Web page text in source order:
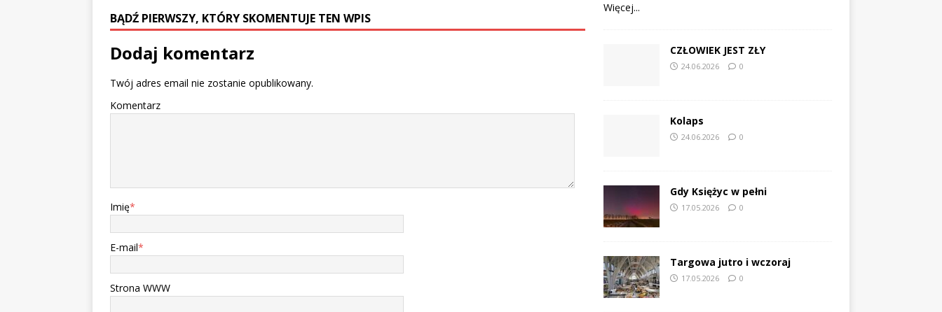
BĄDŹ PIERWSZY, KTÓRY SKOMENTUJE TEN WPIS
Dodaj komentarz
Twój adres email nie zostanie opublikowany.
Komentarz
Imię*
E-mail*
Strona WWW
Więcej...
CZŁOWIEK JEST ZŁY
24.06.2026 0
Kolaps
24.06.2026 0
Gdy Księżyc w pełni
17.05.2026 0
Targowa jutro i wczoraj
17.05.2026 0